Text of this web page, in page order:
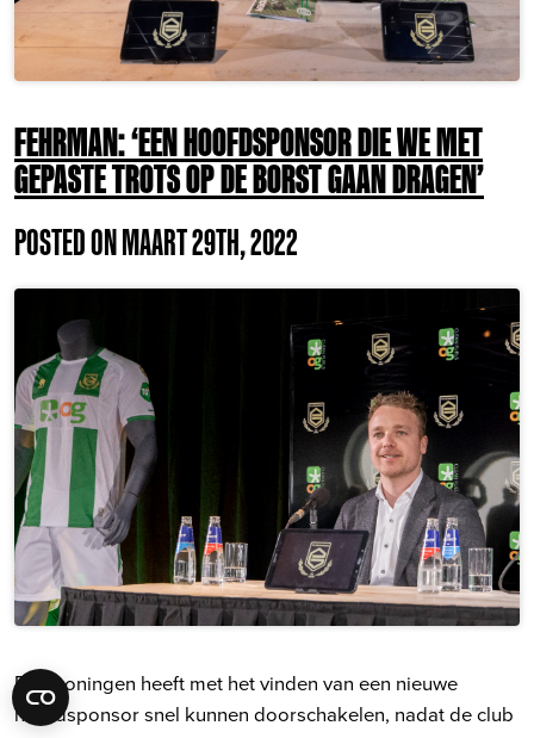
FEHRMAN: ‘EEN HOOFDSPONSOR DIE WE MET
GEPASTE TROTS OP DE BORST GAAN DRAGEN’
POSTED ON MAART 29TH, 2022
FC Groningen heeft met het vinden van een nieuwe
hoofdsponsor snel kunnen doorschakelen, nadat de club